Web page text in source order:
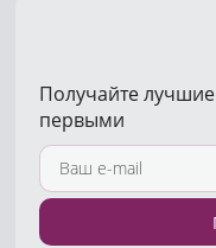
Получайте
первыми